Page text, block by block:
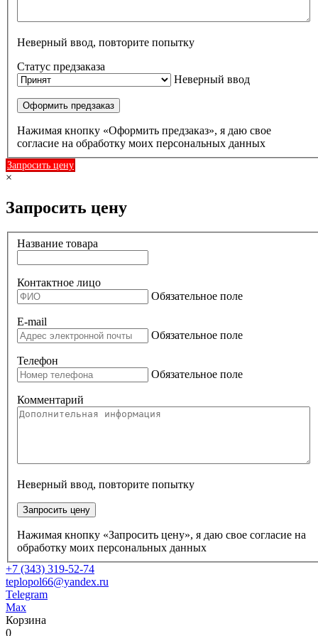
Неверный ввод, повторите попытку
Статус предзаказа
Неверный ввод
Оформить предзаказ
Нажимая кнопку «Оформить предзаказ», я даю свое
согласие на обработку моих персональных данных
Запросить цену
×
Запросить цену
Название товара
Контактное лицо
Обязательное поле
E-mail
Обязательное поле
Телефон
Обязательное поле
Комментарий
Неверный ввод, повторите попытку
Запросить цену
Нажимая кнопку «Запросить цену», я даю свое согласие на
обработку моих персональных данных
+7 (343) 319-52-74
teplopol66@yandex.ru
Telegram
Max
Корзина
0